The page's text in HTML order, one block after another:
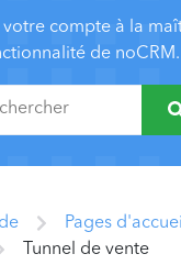
compte à la
de noCRM.
Pages d'accueil
Tunnel de vente